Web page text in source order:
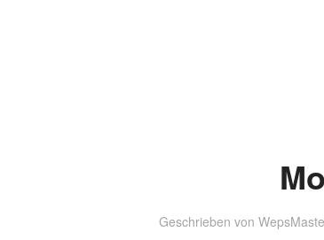
Geschrieben von